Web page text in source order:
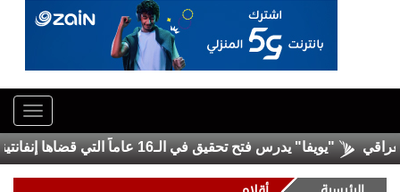
"يويفا" يدرس فتح تحقيق في الـ16 عاماً التي قضاها إنفانتينو بالاتحاد